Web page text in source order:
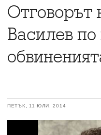
Отговорът
Василев по
ПЕТЪК, 11 ЮЛИ, 2014